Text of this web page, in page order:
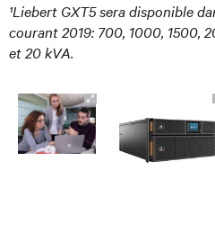
¹Liebert GXT5 sera disponible
courant 2019: 700, 1000, 1500,
et 20 kVA.